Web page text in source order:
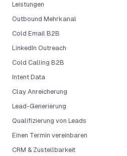
Leistungen
Outbound Mehrkanal
Cold Email B2B
LinkedIn Outreach
Cold Calling B2B
Intent Data
Clay Anreicherung
Lead-Generierung
Qualifizierung von Leads
Einen Termin vereinbaren
CRM & Zustellbarkeit